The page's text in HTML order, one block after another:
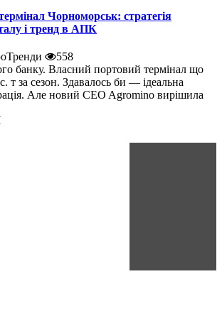
Чорноморськ: стратегія
і тренд в АПК
558
банку. Власний портовий термінал що
т за сезон. Здавалось би — ідеальна
Але новий CEO Agromino вирішила